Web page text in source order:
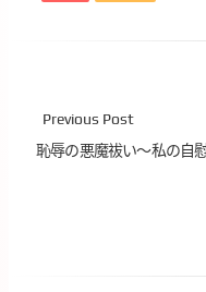
Previous Post
恥辱の悪魔祓い～私の自